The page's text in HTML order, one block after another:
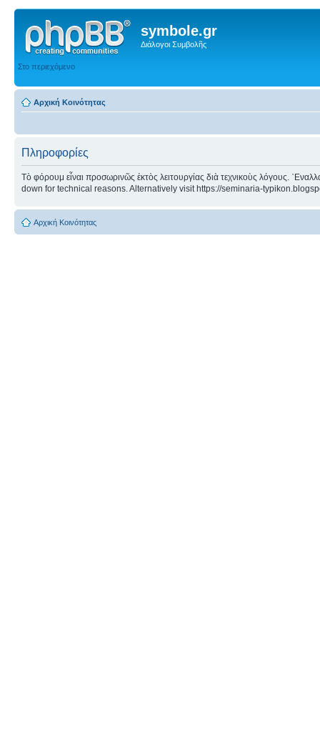
symbole.gr
Διάλογοι Συμβολῆς
Στο περιεχόμενο
Αρχική Κοινότητας
Πληροφορίες
Τὸ φόρουμ εἶναι προσωρινῶς ἐκτὸς λειτουργίας διὰ τεχνικοὺς λόγους.
down for technical reasons. Alternatively visit https://seminaria-
Αρχική Κοινότητας